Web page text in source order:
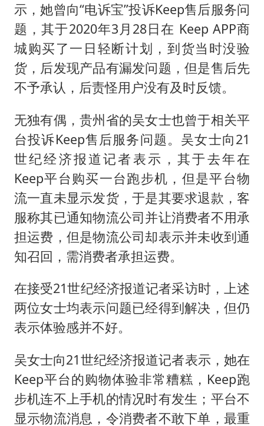
示，她曾向“电诉宝”投诉Keep售后服务问
题，其于2020年3月28日在 Keep APP商
城购买了一日轻断计划，到货当时没验
货，后发现产品有漏发问题，但是售后先
不予承认，后责怪用户没有及时反馈。
无独有偶，贵州省的吴女士也曾于相关平
台投诉Keep售后服务问题。吴女士向21
世纪经济报道记者表示，其于去年在
Keep平台购买一台跑步机，但是平台物
流一直未显示发货，于是其要求退款，客
服称其已通知物流公司并让消费者不用承
担运费，但是物流公司却表示并未收到通
知召回，需消费者承担运费。
在接受21世纪经济报道记者采访时，上述
两位女士均表示问题已经得到解决，但仍
表示体验感并不好。
吴女士向21世纪经济报道记者表示，她在
Keep平台的购物体验非常糟糕，Keep跑
步机连不上手机的情况时有发生；平台不
显示物流消息，令消费者不敢下单，最重